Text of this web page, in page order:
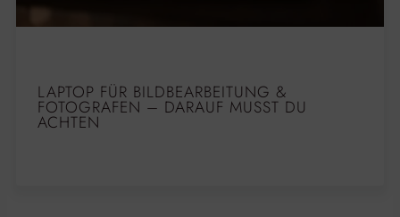
LAPTOP FÜR BILDBEARBEITUNG &
FOTOGRAFEN – DARAUF MUSST DU
ACHTEN